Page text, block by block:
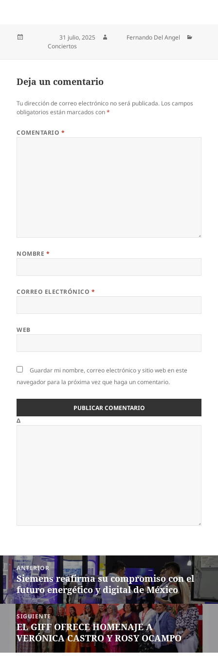
Publicado el31 julio, 2025
Fernando Del Angel
CategoríasConciertos
Deja un comentario
Tu dirección de correo electrónico no será publicada. Los campos
obligatorios están marcados con*
COMENTARIO *
NOMBRE *
CORREO ELECTRÓNICO *
WEB
Guardar mi nombre, correo electrónico y sitio web en este
navegador para la próxima vez que haga un comentario.
Δ
Navegación
de
entradas
ANTERIOR
Entrada
anterior:
Siemens reafirma su compromiso con el
futuro energético y digital de México
SIGUIENTE
Siguiente
entrada:
EL GIFF OFRECE HOMENAJE A
VERÓNICA CASTRO Y ROSY OCAMPO